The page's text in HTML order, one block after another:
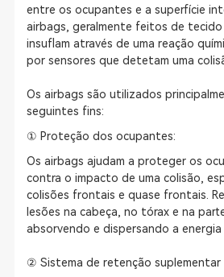
entre os ocupantes e a superfície
airbags, geralmente feitos de
insuflam através de uma reação
por sensores que detetam uma
Os airbags são utilizados
seguintes fins:
① Proteção dos ocupantes:
Os airbags ajudam a proteger os
contra o impacto de uma colisão,
colisões frontais e quase frontais.
lesões na cabeça, no tórax e na
absorvendo e dispersando a energia
② Sistema de retenção suplementar